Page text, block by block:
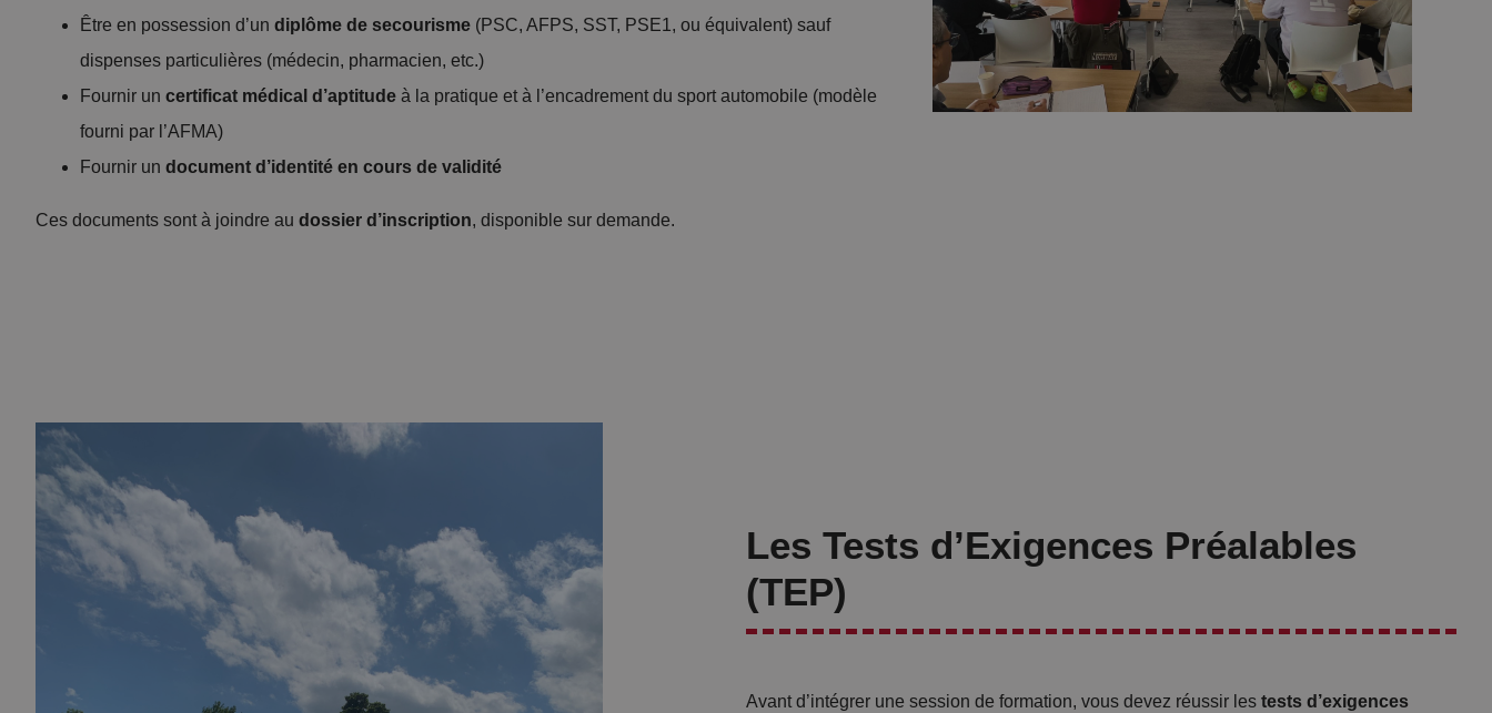
Être en possession d’un diplôme de secourisme (PSC, AFPS, SST, PSE1, ou équivalent) sauf
dispenses particulières (médecin, pharmacien, etc.)
Fournir un certificat médical d’aptitude à la pratique et à l’encadrement du sport automobile (modèle
fourni par l’AFMA)
Fournir un document d’identité en cours de validité
Ces documents sont à joindre au dossier d’inscription, disponible sur demande.
Les Tests d’Exigences Préalables
(TEP)
Avant d’intégrer une session de formation, vous devez réussir les tests d’exigences